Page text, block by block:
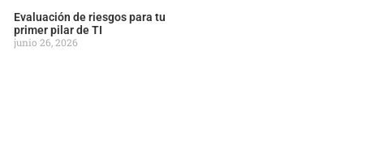
Evaluación de riesgos para tu
primer pilar de TI
junio 26, 2026